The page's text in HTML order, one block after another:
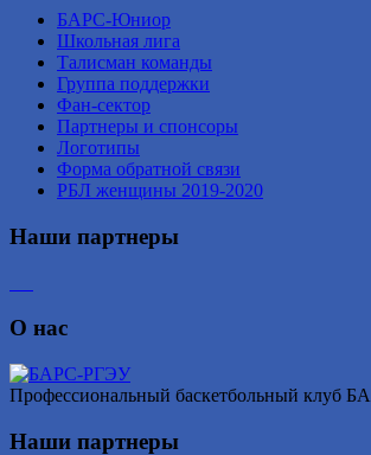
БАРС-Юниор
Школьная лига
Талисман команды
Группа поддержки
Фан-сектор
Партнеры и спонсоры
Логотипы
Форма обратной связи
РБЛ женщины 2019-2020
Наши партнеры
О нас
Профессиональный баскетбольный клуб
Наши партнеры